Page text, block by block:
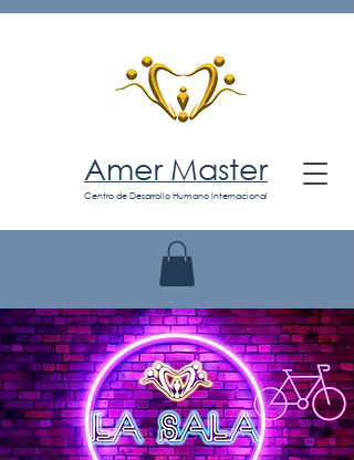
Amer Master
Centro de Desarrollo Humano Internacional